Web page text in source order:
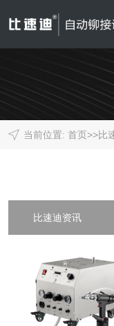
当前位置: 首页>>比
比速迪资讯